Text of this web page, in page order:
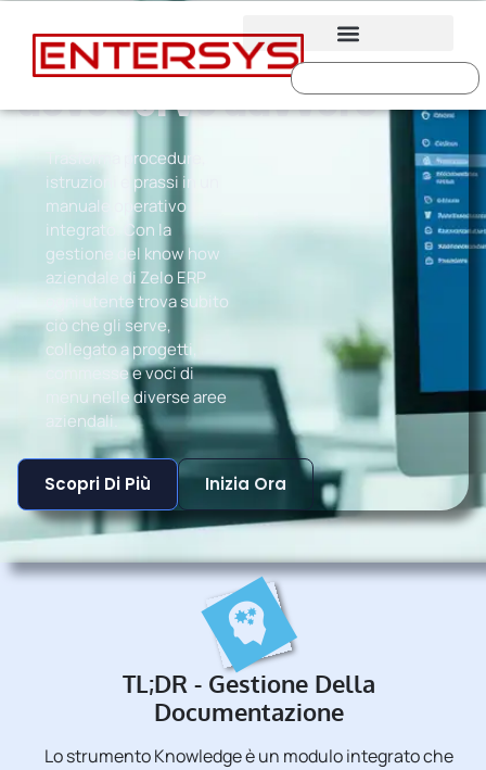
Il know‑how aziendale,
dove serve davvero
Trasforma procedure,
istruzioni e prassi in un
manuale operativo
integrato. Con la
gestione del know how
aziendale di Zelo ERP
ogni utente trova subito
ciò che gli serve,
collegato a progetti,
commesse e voci di
menu nelle diverse aree
aziendali.
Scopri Di Più Inizia Ora
TL;DR - Gestione Della
Documentazione
Lo strumento Knowledge è un modulo integrato che